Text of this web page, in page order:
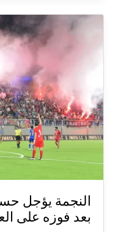
النجمة يؤجل
بعد فوزه على